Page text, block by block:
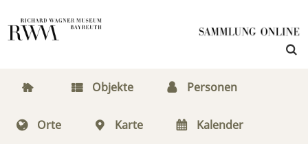
Objekte Personen
Orte Karte Kalender